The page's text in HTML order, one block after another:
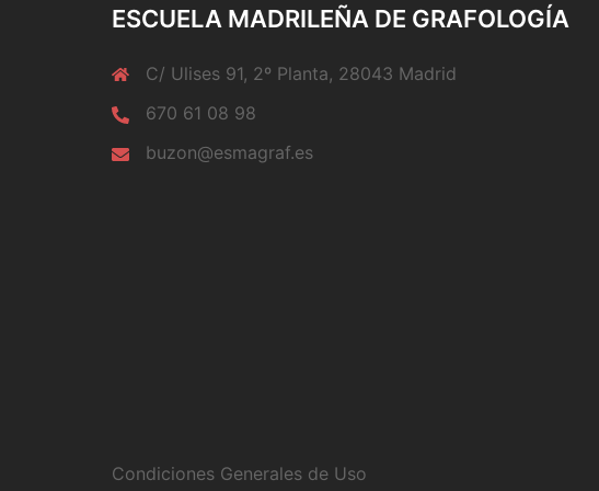
ESCUELA MADRILEÑA DE GRAFOLOGÍA
C/ Ulises 91, 2º Planta, 28043 Madrid
670 61 08 98
buzon@esmagraf.es
Condiciones Generales de Uso